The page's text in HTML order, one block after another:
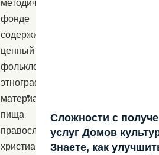
методическом
фонде
содержится
ценный
фольклорный
этнографический
материал:
пища
православных
христиан
Сложности с
услуг Домов
Знаете, как